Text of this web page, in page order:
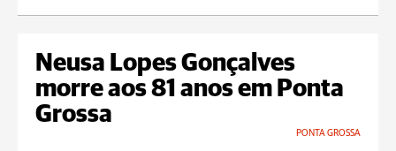
Neusa Lopes Gonçalves
morre aos 81 anos em Ponta
Grossa
PONTA GROSSA